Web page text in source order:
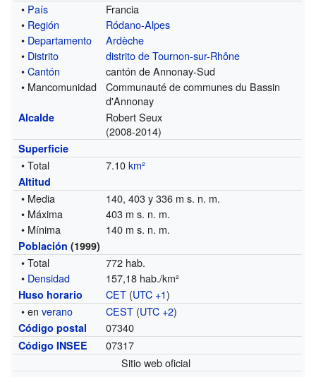
• País
Francia
• Región
Ródano-Alpes
• Departamento
Ardèche
• Distrito
distrito de Tournon-sur-Rhône
•Cantón
cantón de Annonay-Sud
• Mancomunidad
Communauté de communes du Bassin
d'Annonay
Alcalde
Robert Seux
(2008-2014)
Superficie
• Total 7.10km²
Altitud
• Media
140, 403 y 336 m s. n. m.
• Máxima
403 m s. n. m.
• Mínima
140 m s. n. m.
Población (1999)
• Total
772 hab.
• Densidad 157,18 hab./km²
Huso horario CET (UTC +1)
• enverano CEST (UTC +2)
Código postal 07340
Código INSEE
07317
Sitio web oficial